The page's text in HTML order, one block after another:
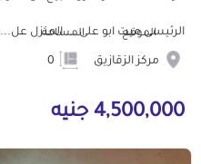
الرئيسى ميت ابو على ... المنزل عل...
الموقع
مركز الزقازيق
المساحة
4,500,000 جنيه